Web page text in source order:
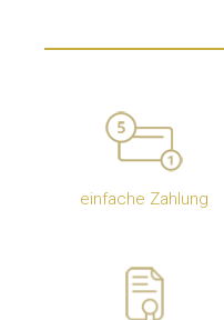
einfache Zahlung